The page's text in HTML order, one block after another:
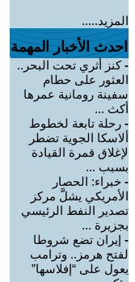
المزيد.....
احدث الأخبار المهمة
-كنز أثري تحت البحر..
العثور على حطام
سفينة رومانية عمرها
أكث ...
- رحلة تابعة لخطوط
ألاسكا الجوية تضطر
لإغلاق قمرة القيادة
بسبب ...
- خبراء: الحصار
الأمريكي يشلَّ مركز
تصدير النفط الرئيسي
بجزيرة ...
- إيران تضع شروطا
لفتح هرمز.. وترامب
يعول على “إفلاسها”